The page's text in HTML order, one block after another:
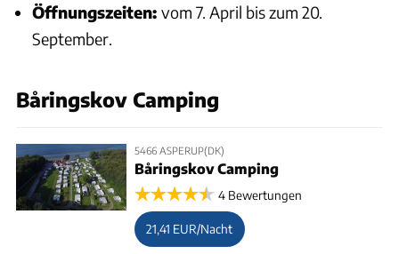
Öffnungszeiten: vom 7. April bis zum 20.
September.
Båringskov Camping
5466 ASPERUP(DK)
Båringskov Camping
4 Bewertungen
21,41 EUR/Nacht